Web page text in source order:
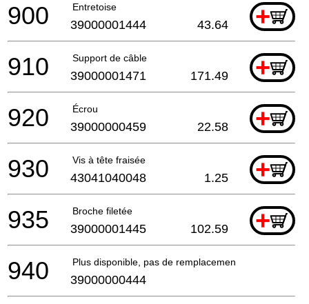
Entretoise +
900 39000001444 43.64
Support de câble +
910 39000001471 171.49
Écrou +
920 39000000459 22.58
Vis à tête fraisée +
930 43041040048 1.25
Broche filetée +
935 39000001445 102.59
Plus disponible, pas de remplacement
940 39000000444